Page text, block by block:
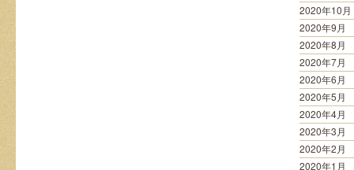
2020年10月
2020年9月
2020年8月
2020年7月
2020年6月
2020年5月
2020年4月
2020年3月
2020年2月
2020年1月